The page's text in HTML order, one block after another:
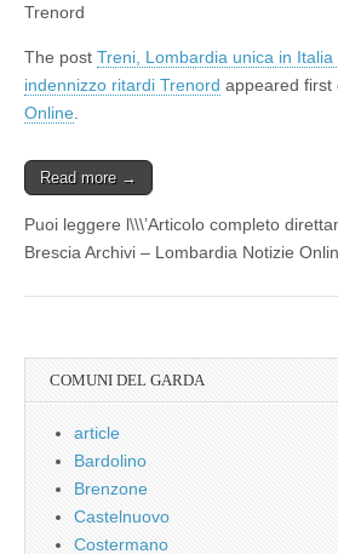
Trenord
The post Treni, Lombardia unica in
indennizzo ritardi Trenord appeared first
Online
Read more →
Puoi leggere l\\\’Articolo completo
Brescia Archivi – Lombardia Notizie
COMUNI DEL GARDA
article
Bardolino
Brenzone
Castelnuovo
Costermano